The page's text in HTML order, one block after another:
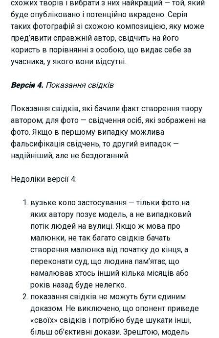
схожих творів і вибрати з них найкращий — той, який
буде опубліковано і потенційно вкрадено. Серія
таких фотографій зі схожою композицією, яку може
пред’явити справжній автор, свідчить на його
користь в порівнянні з особою, що видає себе за
учасника, у якого вони відсутні.
Версія 4. Показання свідків
Показання свідків, які бачили факт створення твору
автором; для фото — свідчення осіб, які зображені на
фото. Якщо в першому випадку можлива
фальсифікація свідчень, то другий випадок —
надійніший, але не бездоганний.
Недоліки версії 4:
вузьке коло застосування — тільки фото на
яких автору позує модель, а не випадковий
потік людей на вулиці. Якщо ж мова про
малюнки, не так багато свідків бачать
створення малюнка від початку до кінця, а
переконати суд, що людина пам’ятає, що
намалював хтось інший кілька місяців або
років назад буде нелегко.
показання свідків не можуть бути єдиним
доказом. Не виключено, що опонент приведе
«своїх» свідків і потрібно буде шукати інші,
більш об’єктивні докази. Зрештою, модель